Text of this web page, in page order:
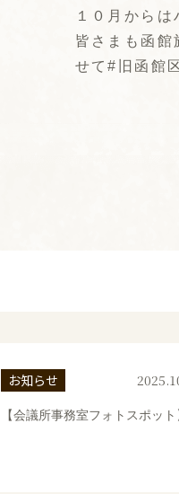
１０月から
皆さまも函館
せて#旧函館
お知らせ
【会議所事務室フォトスポット